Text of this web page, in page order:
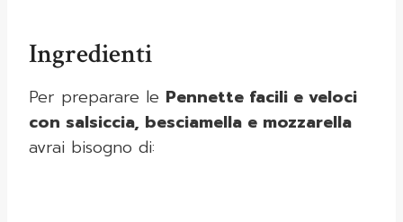
Ingredienti
Per preparare le Pennette facili e veloci
con salsiccia, besciamella e mozzarella
avrai bisogno di: